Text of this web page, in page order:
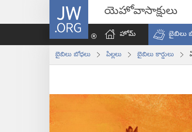
JW.ORG యెహోవాసాక్షులు
హోమ్‌
బైబిలు
బైబిలు బోధలు పిల్లలు బైబిలు కార్డులు